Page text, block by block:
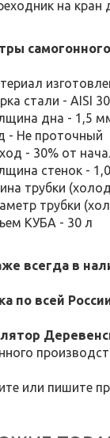
на кран
стали - AISI
дна - 1,5
- Не проточный
- 30% от
стенок -
трубки
трубки
КУБА - 30 л
всегда в
по всей
или пишите